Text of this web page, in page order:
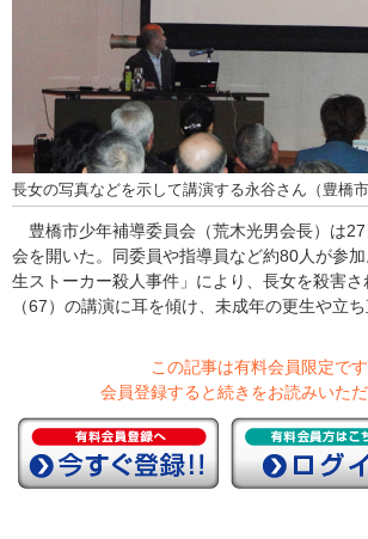
長女の写真などを示して講演する永谷さん（豊橋市
豊橋市少年補導委員会（荒木光男会長）は
会を開いた。同委員や指導員など約80人が参
生ストーカー殺人事件」により、長女を殺害
（67）の講演に耳を傾け、未成年の更生や立ち
この記事は有料会員限定です
会員登録すると続きをお読みいただ